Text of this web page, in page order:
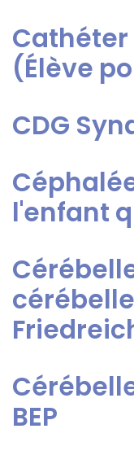
(Élève
CDG
l'enfant
BEP